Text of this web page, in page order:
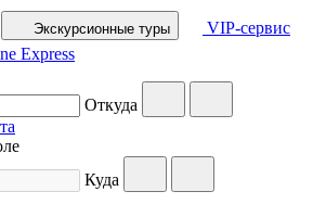
Экскурсионные туры
VIP-сервис
Express
Откуда
Куда